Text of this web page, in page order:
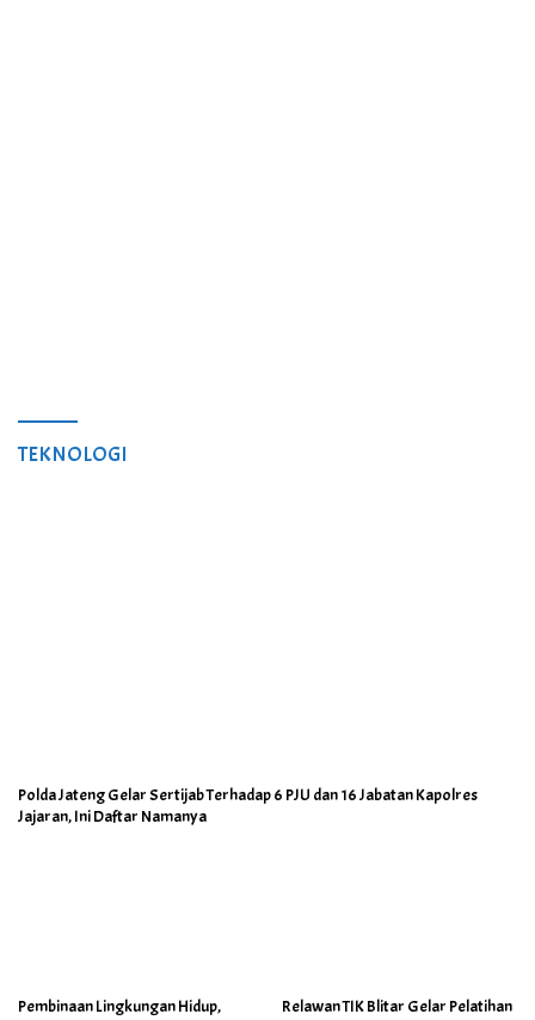
TEKNOLOGI
Polda Jateng Gelar Sertijab Terhadap 6 PJU dan 16 Jabatan Kapolres
Jajaran, Ini Daftar Namanya
Pembinaan Lingkungan Hidup,
Relawan TIK Blitar Gelar Pelatihan